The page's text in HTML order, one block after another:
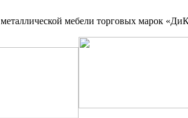
металлической мебели торговых марок